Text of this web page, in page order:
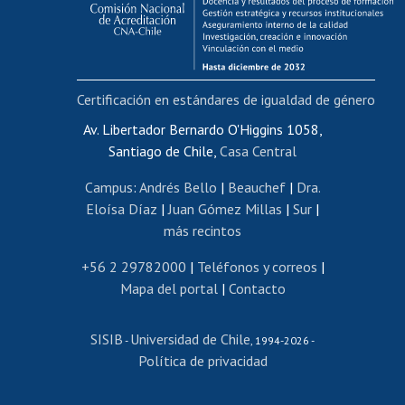
Funcionarias/os
Cursos internos de capacitación
Bienestar del personal
Portal de movilidad interna
Certificado de renta
Certificado de renta honorarios
Editar páginas blancas
Extranjeras/os
Revalidación y reconocimiento de títulos
Postulación al Programa de Movilidad Estudiantil
Cursos de español
Av. Libertador Bernardo O'Higgins 1058,
Santiago de Chile, Casa Central
Campus: Andrés Bello | Beauchef| Dra.
Eloísa Díaz |Juan Gómez Millas | Sur |
más recintos
+56 2 29782000 | Teléfonos y correos |
Mapa del portal| Contacto
SISIB - Universidad de Chile, 1994-2026 -
Política de privacidad
Certificación en estándares de igualdad de género